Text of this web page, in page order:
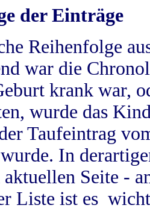
der Einträge
Reihenfolge
war die
krank war,
wurde das
Taufeintrag
In
Seite -
Liste ist es